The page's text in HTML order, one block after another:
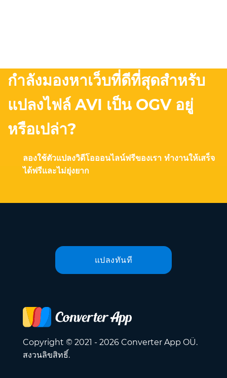
กำลังมองหาเว็บที่ดีที่สุดสำหรับ
แปลงไฟล์ AVI เป็น OGV อยู่
หรือเปล่า?
ลองใช้ตัวแปลงวิดีโอออนไลน์ฟรีของเรา ทำงานให้เสร็จ
ได้ฟรีและไม่ยุ่งยาก
แปลงทันที
Copyright © 2021 - 2026 Converter App OÜ.
สงวนลิขสิทธิ์.